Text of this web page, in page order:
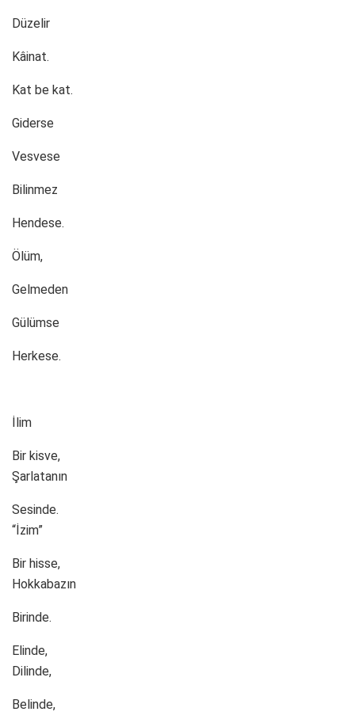
Düzelir
Kâinat.
Kat be kat.
Giderse
Vesvese
Bilinmez
Hendese.
Ölüm,
Gelmeden
Gülümse
Herkese.
İlim
Bir kisve,
Şarlatanın
Sesinde.
“İzim”
Bir hisse,
Hokkabazın
Birinde.
Elinde,
Dilinde,
Belinde,